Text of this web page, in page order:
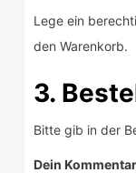
Lege ein
den Warenkorb.
3.
Bitte gib in der
Dein